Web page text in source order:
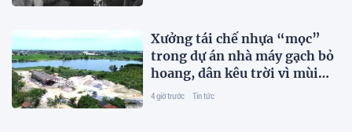
Xưởng tái chế nhựa “mọc”
trong dự án nhà máy gạch bỏ
hoang, dân kêu trời vì mùi
hôi
4 giờ trước Tin tức